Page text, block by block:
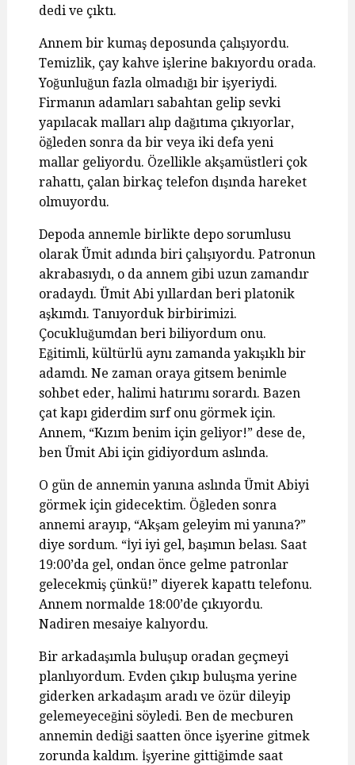
dedi ve çıktı.
Annem bir kumaş deposunda çalışıyordu.
Temizlik, çay kahve işlerine bakıyordu orada.
Yoğunluğun fazla olmadığı bir işyeriydi.
Firmanın adamları sabahtan gelip sevki
yapılacak malları alıp dağıtıma çıkıyorlar,
öğleden sonra da bir veya iki defa yeni
mallar geliyordu. Özellikle akşamüstleri çok
rahattı, çalan birkaç telefon dışında hareket
olmuyordu.
Depoda annemle birlikte depo sorumlusu
olarak Ümit adında biri çalışıyordu. Patronun
akrabasıydı, o da annem gibi uzun zamandır
oradaydı. Ümit Abi yıllardan beri platonik
aşkımdı. Tanıyorduk birbirimizi.
Çocukluğumdan beri biliyordum onu.
Eğitimli, kültürlü aynı zamanda yakışıklı bir
adamdı. Ne zaman oraya gitsem benimle
sohbet eder, halimi hatırımı sorardı. Bazen
çat kapı giderdim sırf onu görmek için.
Annem, “Kızım benim için geliyor!” dese de,
ben Ümit Abi için gidiyordum aslında.
O gün de annemin yanına aslında Ümit Abiyi
görmek için gidecektim. Öğleden sonra
annemi arayıp, “Akşam geleyim mi yanına?”
diye sordum. “İyi iyi gel, başımın belası. Saat
19:00’da gel, ondan önce gelme patronlar
gelecekmiş çünkü!” diyerek kapattı telefonu.
Annem normalde 18:00’de çıkıyordu.
Nadiren mesaiye kalıyordu.
Bir arkadaşımla buluşup oradan geçmeyi
planlıyordum. Evden çıkıp buluşma yerine
giderken arkadaşım aradı ve özür dileyip
gelemeyeceğini söyledi. Ben de mecburen
annemin dediği saatten önce işyerine gitmek
zorunda kaldım. İşyerine gittiğimde saat